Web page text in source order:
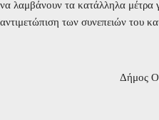
να λαμβάνουν τα κατάλληλα μέτρα
αντιμετώπιση των συνεπειών του
Δήμος